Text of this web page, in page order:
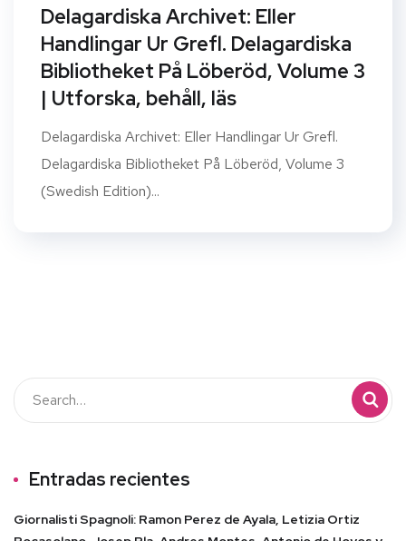
Delagardiska Archivet: Eller
Handlingar Ur Grefl. Delagardiska
Bibliotheket På Löberöd, Volume 3
| Utforska, behåll, läs
Delagardiska Archivet: Eller Handlingar Ur Grefl.
Delagardiska Bibliotheket På Löberöd, Volume 3
(Swedish Edition)...
Entradas recientes
Giornalisti Spagnoli: Ramon Perez de Ayala, Letizia Ortiz